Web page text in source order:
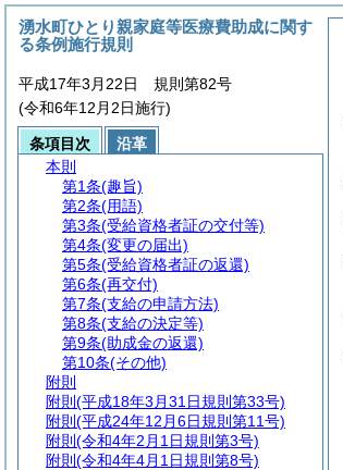
湧水町ひとり親家庭等医療費助成に関す
る条例施行規則
平成17年3月22日 規則第82号
(令和6年12月2日施行)
条項目次
沿革
本則
第1条(趣旨)
第2条(用語)
第3条(受給資格者証の交付等)
第4条(変更の届出)
第5条(受給資格者証の返還)
第6条(再交付)
第7条(支給の申請方法)
第8条(支給の決定等)
第9条(助成金の返還)
第10条(その他)
附則
附則 (平成18年3月31日規則第33号)
附則 (平成24年12月6日規則第11号)
附則 (令和4年2月1日規則第3号)
附則 (令和4年4月1日規則第8号)